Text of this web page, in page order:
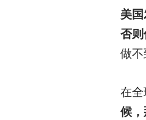
美
否则
做不
在全
候，